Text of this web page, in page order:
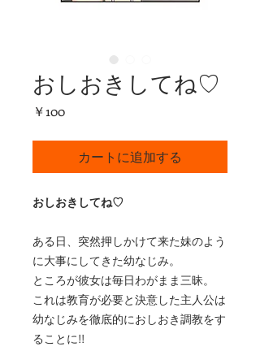
おしおきしてね♡
￥100価
カートに追加する
おしおきしてね♡
ある日、突然押しかけて来た妹のよう
に大事にしてきた幼なじみ。
ところが彼女は毎日わがまま三昧。
これは教育が必要と決意した主人公は
幼なじみを徹底的におしおき調教をす
ることに!!